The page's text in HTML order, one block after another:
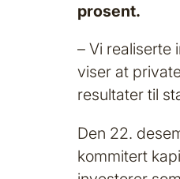
prosent.
­­– Vi realiserte
viser at
resultater til
Den 22.
kommitert